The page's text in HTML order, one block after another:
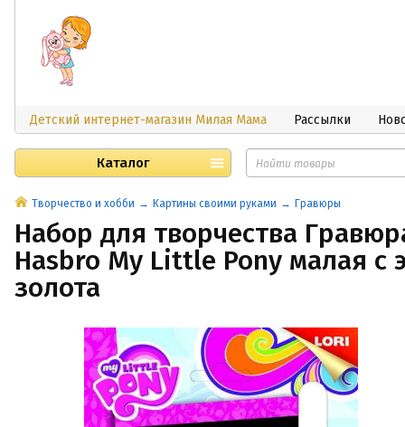
Детский интернет-магазин Милая Мама Рассылки
Каталог
Творчество и хобби Картины своими руками Гравюры
Набор для творчества
Hasbro My Little Pony малая с
золота